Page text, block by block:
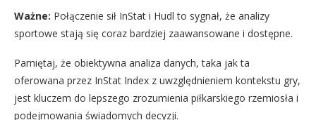
Ważne: Połączenie sił InStat i Hudl to sygnał, że analizy
sportowe stają się coraz bardziej zaawansowane i dostępne.
Pamiętaj, że obiektywna analiza danych, taka jak ta
oferowana przez InStat Index z uwzględnieniem kontekstu gry,
jest kluczem do lepszego zrozumienia piłkarskiego rzemiosła i
podejmowania świadomych decyzji.